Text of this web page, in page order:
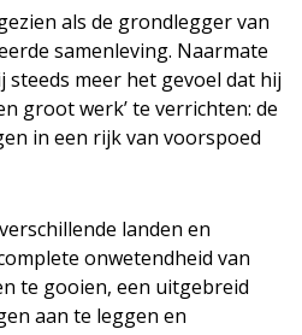
als de grondlegger van
samenleving. Naarmate
meer het gevoel dat hij
groot werk’ te verrichten: de
in een rijk van voorspoed
landen en
onwetendheid van
te gooien, een uitgebreid
aan te leggen en